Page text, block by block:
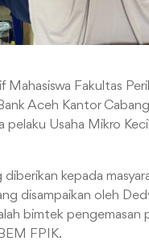
Mahasiswa Fakultas
Aceh Kantor
pelaku Usaha Mikro
kepada
disampaikan oleh
bimtek pengemasan
FPIK.